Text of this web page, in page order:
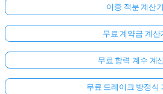
이중 적분 계산기
무료 계약금 계산
무료 항력 계수 계
무료 드레이크 방정식